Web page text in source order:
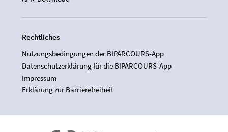
Rechtliches
Nutzungsbedingungen der BIPARCOURS-App
Datenschutzerklärung für die BIPARCOURS-App
Impressum
Erklärung zur Barrierefreiheit